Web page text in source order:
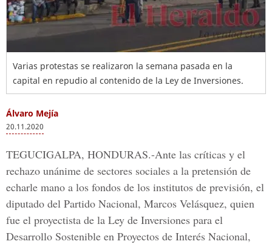
Varias protestas se realizaron la semana pasada en la
capital en repudio al contenido de la Ley de Inversiones.
Álvaro Mejía
20.11.2020
TEGUCIGALPA, HONDURAS.-Ante las críticas y el
rechazo unánime de sectores sociales a la pretensión de
echarle mano a los fondos de los institutos de previsión, el
diputado del Partido Nacional, Marcos Velásquez, quien
fue el proyectista de la Ley de Inversiones para el
Desarrollo Sostenible en Proyectos de Interés Nacional,